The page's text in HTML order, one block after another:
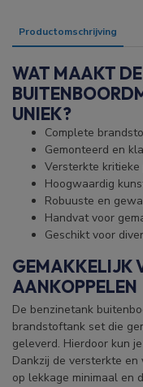
Productomschrijving
WAT MAAKT
UNIEK?
Complete
Gemonteerd en
Versterkte
Hoogwaardig
Robuuste en
Handvat voor
Geschikt voor
GEMAKKELIJK
AANKOPPELEN
De benzinetank
brandstoftank set die
geleverd. Hierdoor kun
Dankzij de versterkte
op lekkage minimaal en